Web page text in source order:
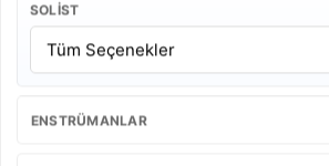
SOLIST
ENSTRÜMANLAR
Bando takımı; gelin alma, düğün
yürüyüşü, sünnet organizasyonu,
kurumsal davetlerde enerjik canlı
sunan gezici müzik ekibidir.
klarnet, saksafon, zurna veya